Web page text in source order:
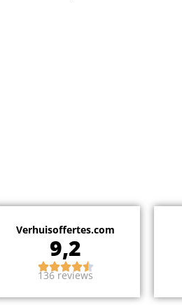
Verhuisoffertes.com
9,2
136 reviews